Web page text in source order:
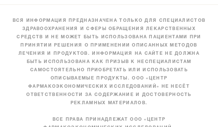
ВСЯ ИНФОРМАЦИЯ ПРЕДНАЗНАЧЕНА ТОЛЬКО ДЛЯ СПЕЦИАЛИСТОВ
ЗДРАВООХРАНЕНИЯ И СФЕРЫ ОБРАЩЕНИЯ ЛЕКАРСТВЕННЫХ
СРЕДСТВ И НЕ МОЖЕТ БЫТЬ ИСПОЛЬЗОВАНА ПАЦИЕНТАМИ ПРИ
ПРИНЯТИИ РЕШЕНИЯ О ПРИМЕНЕНИИ ОПИСАННЫХ МЕТОДОВ
ЛЕЧЕНИЯ И ПРОДУКТОВ. ИНФОРМАЦИЯ НА САЙТЕ НЕ ДОЛЖНА
БЫТЬ ИСПОЛЬЗОВАНА КАК ПРИЗЫВ К НЕСПЕЦИАЛИСТАМ
САМОСТОЯТЕЛЬНО ПРИОБРЕТАТЬ ИЛИ ИСПОЛЬЗОВАТЬ
ОПИСЫВАЕМЫЕ ПРОДУКТЫ. ООО «ЦЕНТР
ФАРМАКОЭКОНОМИЧЕСКИХ ИССЛЕДОВАНИЙ» НЕ НЕСЁТ
ОТВЕТСТВЕННОСТИ ЗА СОДЕРЖАНИЕ И ДОСТОВЕРНОСТЬ
РЕКЛАМНЫХ МАТЕРИАЛОВ.
ВСЕ ПРАВА ПРИНАДЛЕЖАТ ООО «ЦЕНТР